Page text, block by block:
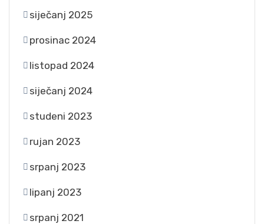
siječanj 2025
prosinac 2024
listopad 2024
siječanj 2024
studeni 2023
rujan 2023
srpanj 2023
lipanj 2023
srpanj 2021